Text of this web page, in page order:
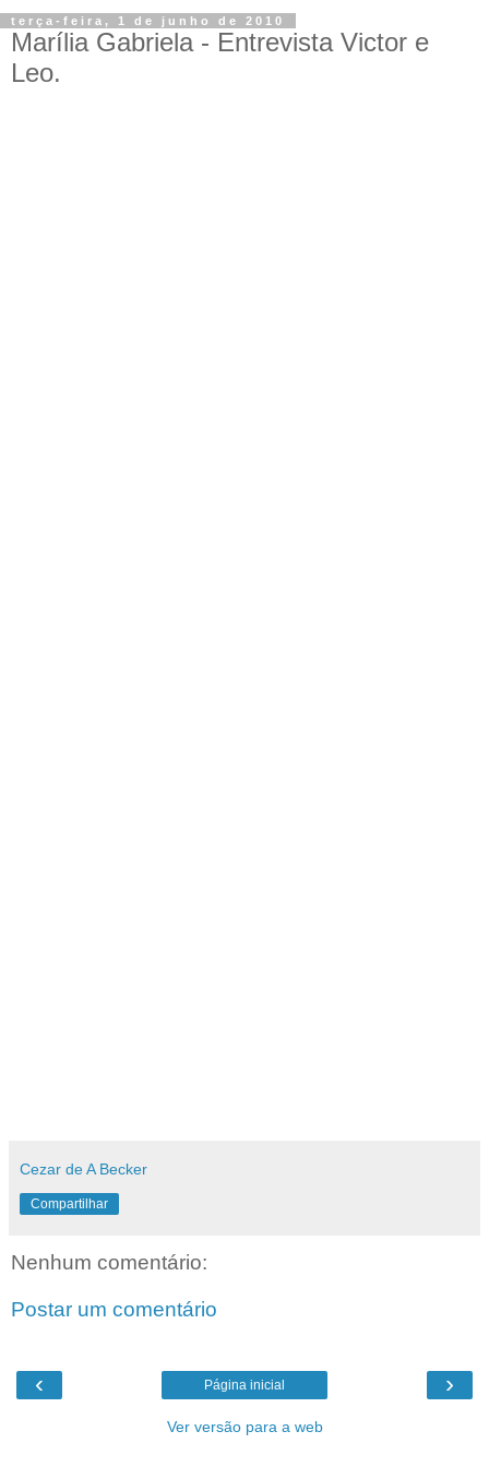
terça-feira, 1 de junho de 2010
Marília Gabriela - Entrevista Victor e
Leo.
Cezar de A Becker
Compartilhar
Nenhum comentário:
Postar um comentário
‹ ›
Página inicial
Ver versão para a web